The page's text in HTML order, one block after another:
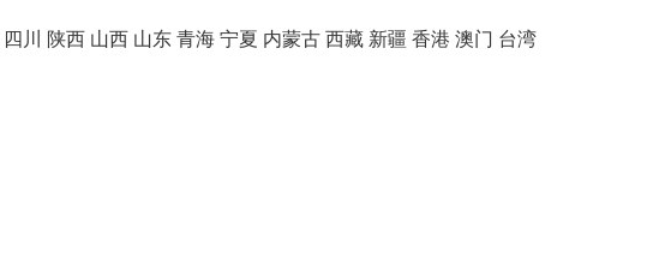
四川 陕西 山西 山东 青海 宁夏 内蒙古 西藏 新疆 香港 澳门 台湾